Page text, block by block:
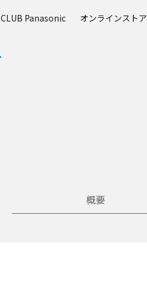
CLUB Panasonic オンラインストア
概要